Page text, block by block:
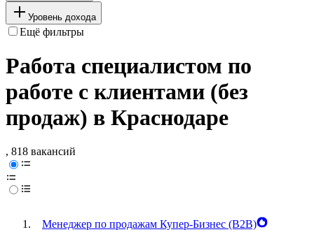
Уровень дохода
Ещё фильтры
Работа специалистом по
работе с клиентами (без
продаж) в Краснодаре
, 818 вакансий
Менеджер по продажам Купер-Бизнес (B2B)